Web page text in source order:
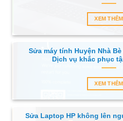
XEM THÊM
Sửa máy tính Huyện Nhà
Dịch vụ khắc phục
XEM THÊM
Sửa Laptop HP không lên